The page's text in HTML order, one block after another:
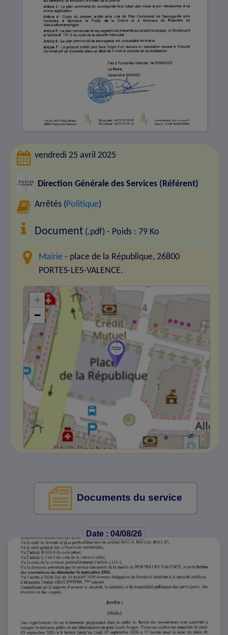
vendredi 25 avril 2025
Direction Générale des Services (Référent)
Arrêtés (Politique)
Document (.pdf) - Poids : 79 Ko
Mairie - place de la République, 26800
PORTES-LES-VALENCE.
+
−
Documents du service
Date : 04/08/26